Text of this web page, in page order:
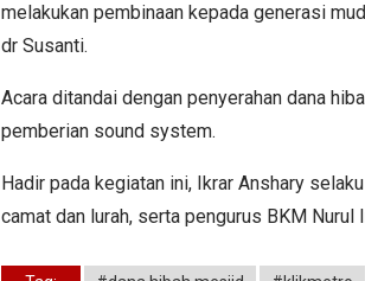
melakukan pembinaan kepada generasi
dr Susanti.
Acara ditandai dengan penyerahan dana
pemberian sound system.
Hadir pada kegiatan ini, Ikrar Anshary
camat dan lurah, serta pengurus BKM Nurul